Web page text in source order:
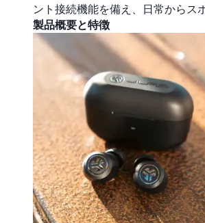
ント接続機能を備え、日常からス
製品概要と特徴